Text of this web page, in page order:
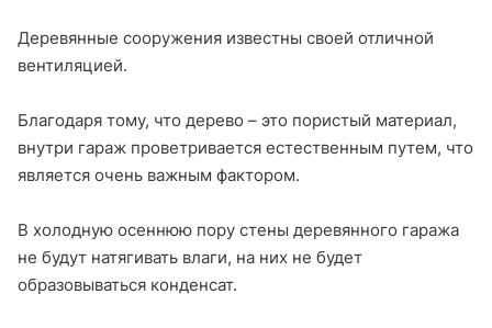
Деревянные сооружения известны своей отличной
вентиляцией.
Благодаря тому, что дерево – это пористый материал,
внутри гараж проветривается естественным путем, что
является очень важным фактором.
В холодную осеннюю пору стены деревянного гаража
не будут натягивать влаги, на них не будет
образовываться конденсат.